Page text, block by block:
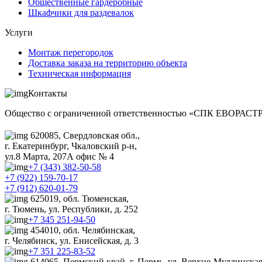
Шкафчики для раздевалок
Услуги
Монтаж перегородок
Доставка заказа на территорию объекта
Техническая информация
Контакты
Общество с ограниченной ответственностью «СПК
620085, Свердловская обл.,
г. Екатеринбург, Чкаловский р-н,
ул.8 Марта, 207А офис № 4
+7 (343) 382-50-58
+7 (922) 159-70-17
+7 (912) 620-01-79
625019, обл. Тюменская,
г. Тюмень, ул. Республики, д. 252
+7 345 251-94-50
454010, обл. Челябинская,
г. Челябинск, ул. Енисейская, д. 3
+7 351 225-83-52